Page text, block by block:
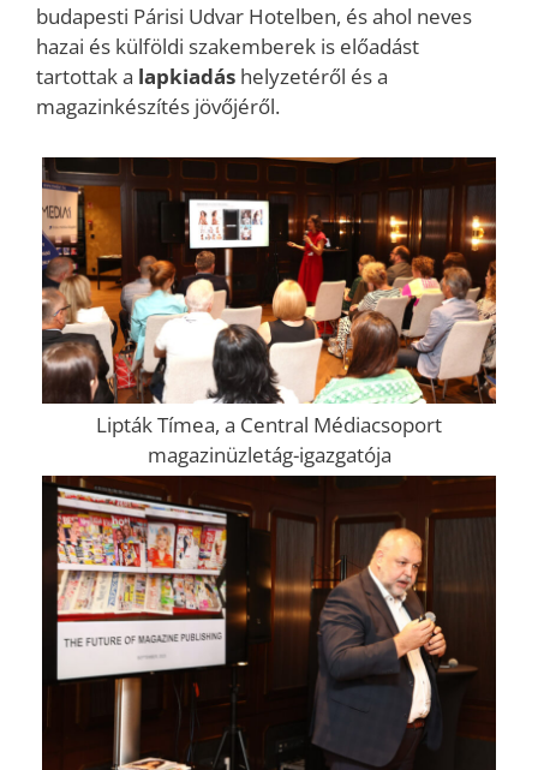
budapesti Párisi Udvar Hotelben, és ahol neves
hazai és külföldi szakemberek is előadást
tartottak a lapkiadás helyzetéről és a
magazinkészítés jövőjéről.
Lipták Tímea, a Central Médiacsoport
magazinüzletág-igazgatója